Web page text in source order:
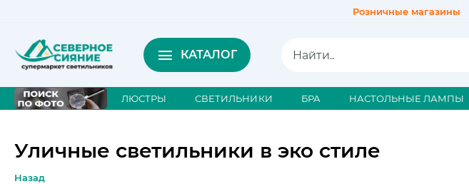
Розничные магазины
КАТАЛОГ
ЛЮСТРЫ СВЕТИЛЬНИКИ БРА НАСТОЛЬНЫЕ ЛАМПЫ
Уличные светильники в эко стиле
Назад